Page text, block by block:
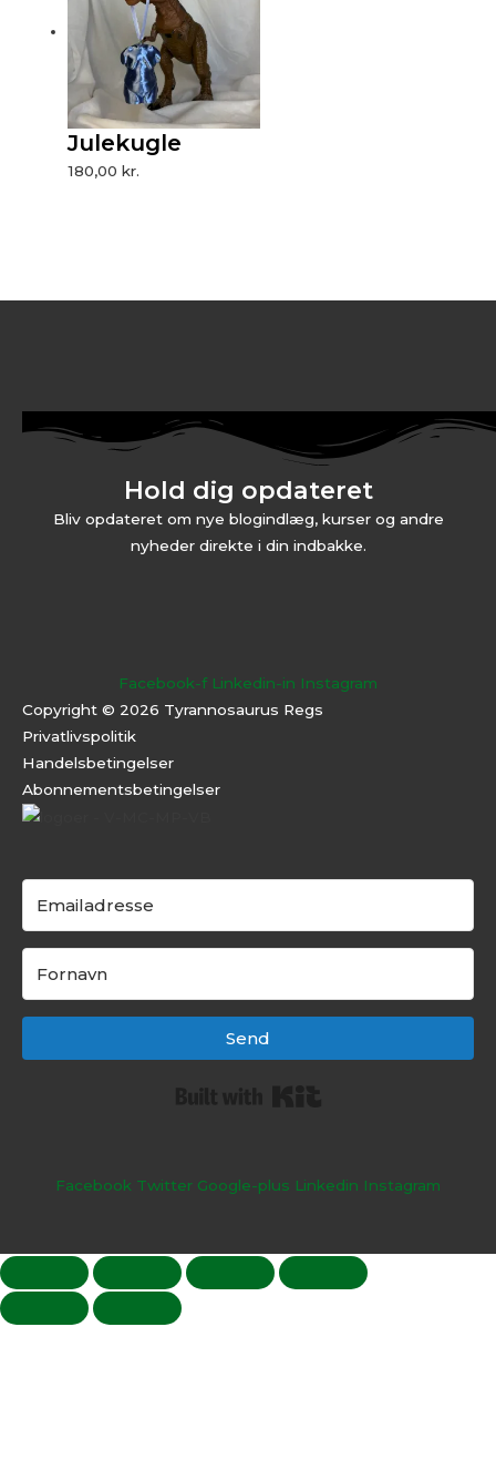
Julekugle
180,00kr.
Hold dig opdateret
Bliv opdateret om nye blogindlæg, kurser og andre
nyheder direkte i din indbakke.
Facebook-f Linkedin-in Instagram
Copyright © 2026 Tyrannosaurus Regs
Privatlivspolitik
Handelsbetingelser
Abonnementsbetingelser
Send
Facebook Twitter Google-plus Linkedin Instagram